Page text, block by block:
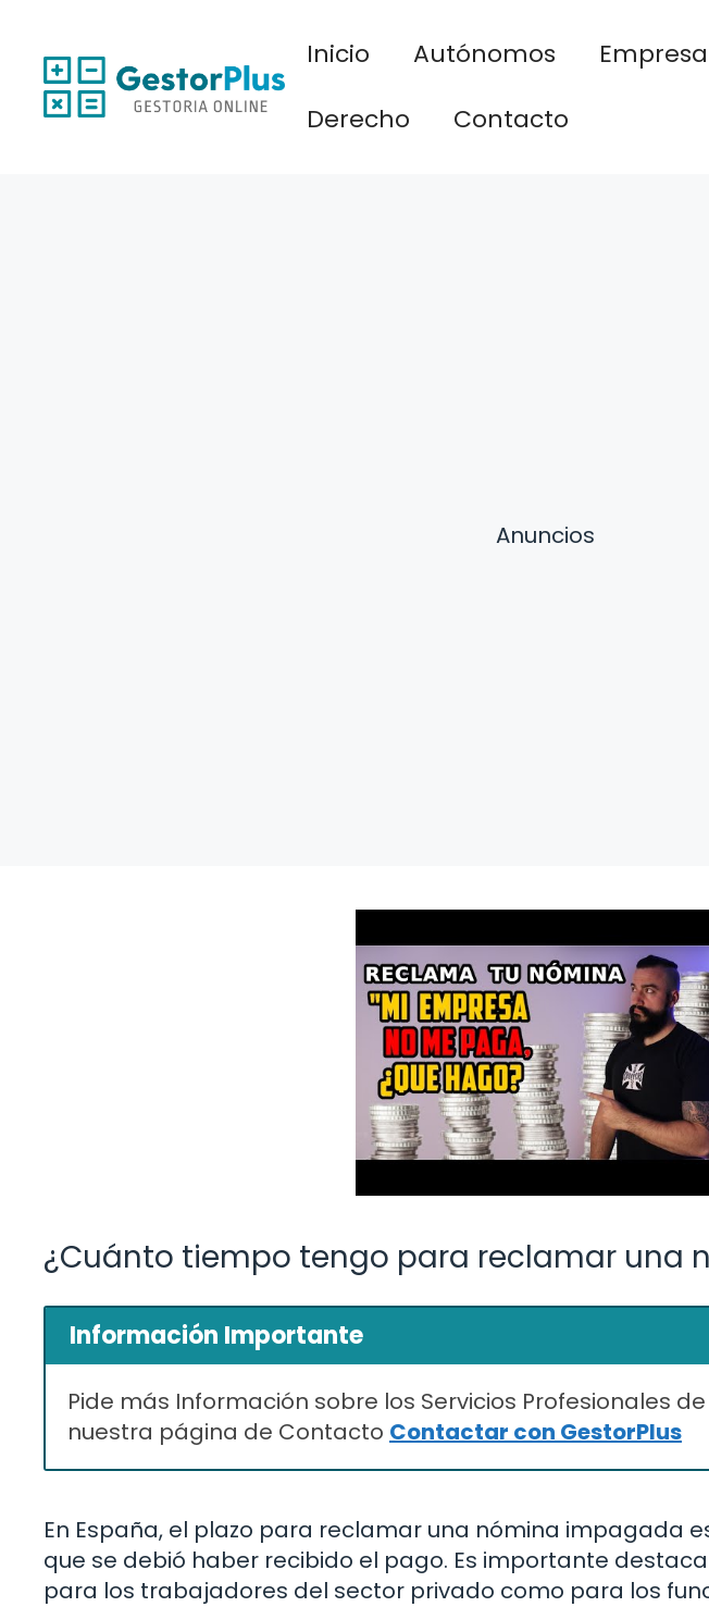
contenido
Inicio Autónomos Empresa
Derecho
Contacto
Anuncios
¿Cuánto tiempo tengo para reclamar una
Información Importante
Pide más Información sobre los Servicios Profesionales
nuestra página de Contacto Contactar con GestorPlus
En España, el plazo para reclamar una nómina impagada
que se debió haber recibido el pago. Es importante
para los trabajadores del sector privado como para los